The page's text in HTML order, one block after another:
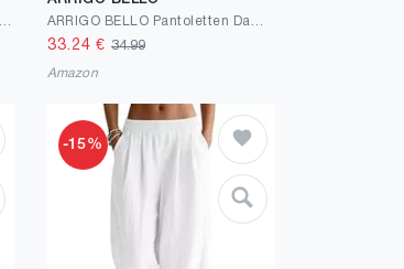
33.24 € 34.99
Amazon
-15%